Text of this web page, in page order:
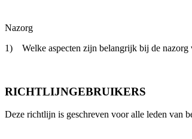
Nazorg
1) Welke aspecten zijn belangrijk bij de nazorg
RICHTLIJNGEBRUIKERS
Deze richtlijn is geschreven voor alle leden van